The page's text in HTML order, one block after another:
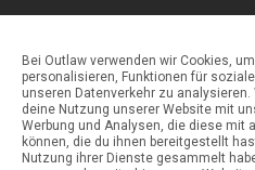
Zahlungsmethoden
Versandmethoden
Bei Outlaw verwenden wir Cookies,
personalisieren, Funktionen für
unseren Datenverkehr zu
deine Nutzung unserer Website mit
Werbung und Analysen, die diese mit
können, die du ihnen bereitgestellt
Nutzung ihrer Dienste gesammelt